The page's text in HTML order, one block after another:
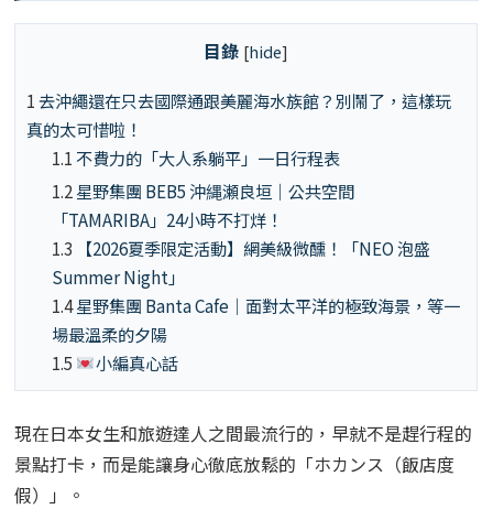
目錄 [hide]
1去沖繩還在只去國際通跟美麗海水族館？別鬧了，這樣玩
真的太可惜啦！
1.1 不費力的「大人系躺平」一日行程表
1.2星野集團 BEB5 沖縄瀬良垣｜公共空間
「TAMARIBA」24小時不打烊！
1.3 【2026夏季限定活動】網美級微醺！「NEO 泡盛
Summer Night」
1.4星野集團 Banta Cafe｜面對太平洋的極致海景，等一
場最溫柔的夕陽
1.5
小編真心話
現在日本女生和旅遊達人之間最流行的，早就不是趕行程的
景點打卡，而是能讓身心徹底放鬆的「ホカンス（飯店度
假）」。